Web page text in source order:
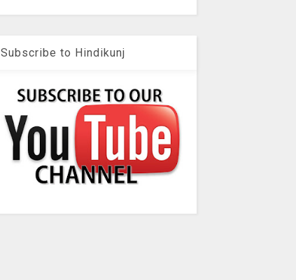
Subscribe to Hindikunj